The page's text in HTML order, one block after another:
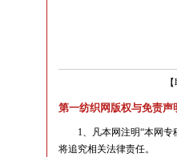
【
第一纺织网版权与免责声
1、凡本网注明“本网专稿
将追究相关法律责任。